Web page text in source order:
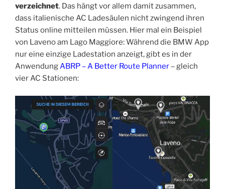
verzeichnet. Das hängt vor allem damit zusammen,
dass italienische AC Ladesäulen nicht zwingend ihren
Status online mitteilen müssen. Hier mal ein Beispiel
von Laveno am Lago Maggiore: Während die BMW App
nur eine einzige Ladestation anzeigt, gibt es in der
AnwendungABRP – A Better Route Planner – gleich
vier AC Stationen: